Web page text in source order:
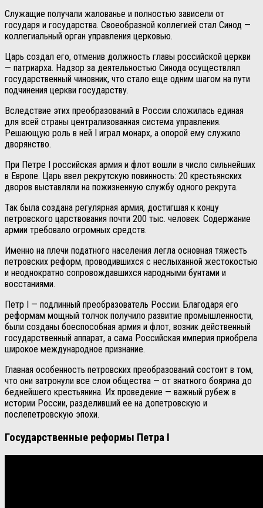
Служащие получали жалованье и полностью зависели от
государя и государства. Своеобразной коллегией стал Синод —
коллегиальный орган управления церковью.
Царь создал его, отменив должность главы российской церкви
— патриарха. Надзор за деятельностью Синода осуществлял
государственный чиновник, что стало еще одним шагом на пути
подчинения церкви государству.
Вследствие этих преобразований в России сложилась единая
для всей страны централизованная система управления.
Решающую роль в ней I играл монарх, а опорой ему служило
дворянство.
При Петре I российская армия и флот вошли в число сильнейших
в Европе. Царь ввел рекрутскую повинность: 20 крестьянских
дворов выставляли на пожизненную службу одного рекрута.
Так была создана регулярная армия, достигшая к концу
петровского царствования почти 200 тыс. человек. Содержание
армии требовало огромных средств.
Именно на плечи податного населения легла основная тяжесть
петровских реформ, проводившихся с неслыханной жестокостью
и неоднократно сопровождавшихся народными бунтами и
восстаниями.
Петр I — подлинный преобразователь России. Благодаря его
реформам мощный толчок получило развитие промышленности,
были созданы боеспособная армия и флот, возник действенный
государственный аппарат, а сама Российская империя приобрела
широкое международное признание.
Главная особенность петровских преобразований состоит в том,
что они затронули все слои общества — от знатного боярина до
беднейшего крестьянина. Их проведение — важный рубеж в
истории России, разделивший ее на допетровскую и
послепетровскую эпохи.
Государственные реформы Петра I